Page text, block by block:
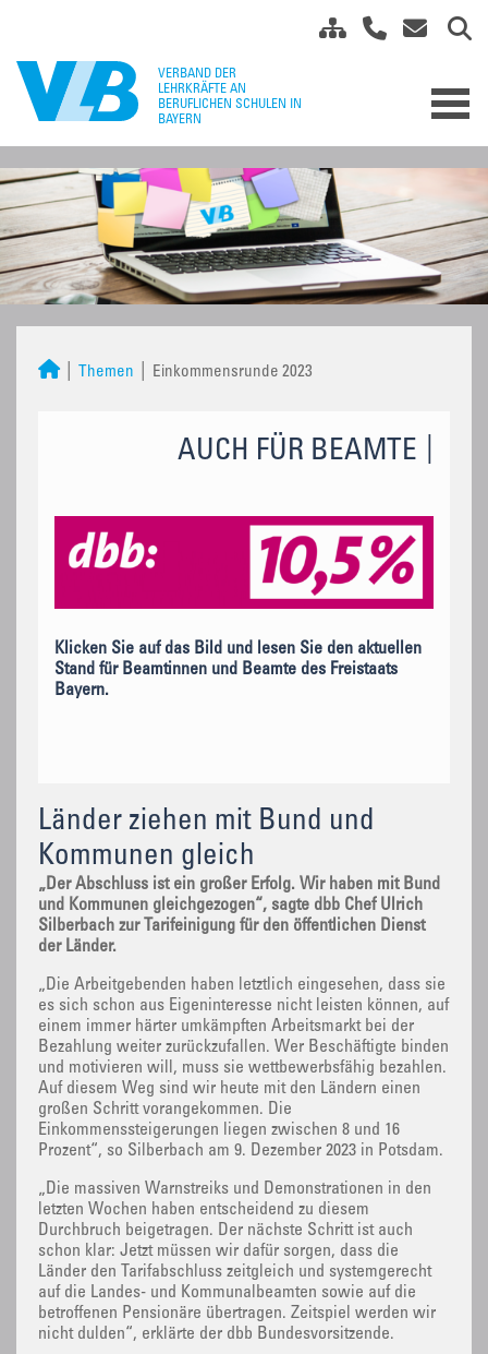
Themen Einkommensrunde 2023
AUCH FÜR BEAMTE
Klicken Sie auf das Bild und lesen Sie den aktuellen
Stand für Beamtinnen und Beamte des Freistaats
Bayern.
Länder ziehen mit Bund und
Kommunen gleich
„Der Abschluss ist ein großer Erfolg. Wir haben mit Bund
und Kommunen gleichgezogen“, sagte dbb Chef Ulrich
Silberbach zur Tarifeinigung für den öffentlichen Dienst
der Länder.
„Die Arbeitgebenden haben letztlich eingesehen, dass sie
es sich schon aus Eigeninteresse nicht leisten können, auf
einem immer härter umkämpften Arbeitsmarkt bei der
Bezahlung weiter zurückzufallen. Wer Beschäftigte binden
und motivieren will, muss sie wettbewerbsfähig bezahlen.
Auf diesem Weg sind wir heute mit den Ländern einen
großen Schritt vorangekommen. Die
Einkommenssteigerungen liegen zwischen 8 und 16
Prozent“, so Silberbach am 9. Dezember 2023 in Potsdam.
„Die massiven Warnstreiks und Demonstrationen in den
letzten Wochen haben entscheidend zu diesem
Durchbruch beigetragen. Der nächste Schritt ist auch
schon klar: Jetzt müssen wir dafür sorgen, dass die
Länder den Tarifabschluss zeitgleich und systemgerecht
auf die Landes- und Kommunalbeamten sowie auf die
betroffenen Pensionäre übertragen. Zeitspiel werden wir
nicht dulden“, erklärte der dbb Bundesvorsitzende.